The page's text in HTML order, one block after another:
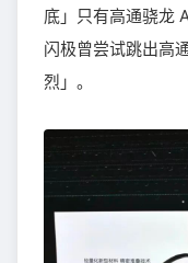
底」只有高通骁龙
闪极曾尝试跳出高
烈」。